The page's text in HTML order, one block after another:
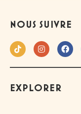
NOUS SUIVRE
EXPLORER